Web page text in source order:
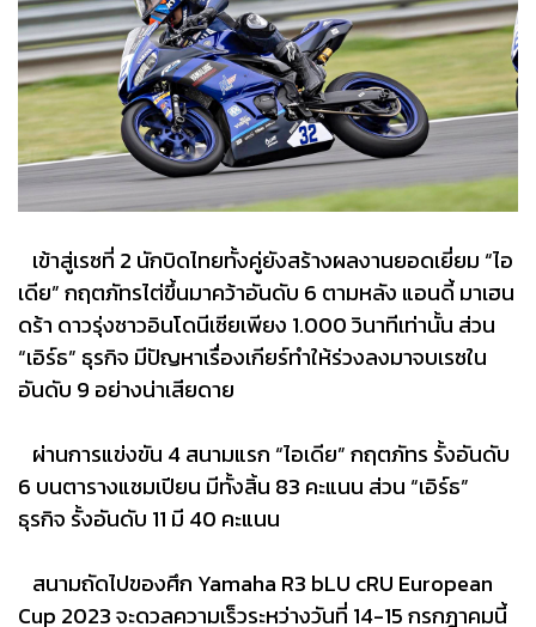
เข้าสู่เรซที่ 2 นักบิดไทยทั้งคู่ยังสร้างผลงานยอดเยี่ยม “ไอ
เดีย” กฤตภัทรไต่ขึ้นมาคว้าอันดับ 6 ตามหลัง แอนดี้ มาเฮน
ดร้า ดาวรุ่งชาวอินโดนีเซียเพียง 1.000 วินาทีเท่านั้น ส่วน
“เอิร์ธ” ธุรกิจ มีปัญหาเรื่องเกียร์ทำให้ร่วงลงมาจบเรซใน
อันดับ 9 อย่างน่าเสียดาย
ผ่านการแข่งขัน 4 สนามแรก “ไอเดีย” กฤตภัทร รั้งอันดับ
6 บนตารางแชมเปียน มีทั้งสิ้น 83 คะแนน ส่วน “เอิร์ธ”
ธุรกิจ รั้งอันดับ 11 มี 40 คะแนน
สนามถัดไปของศึก Yamaha R3 bLU cRU European
Cup 2023 จะดวลความเร็วระหว่างวันที่ 14-15 กรกฎาคมนี้